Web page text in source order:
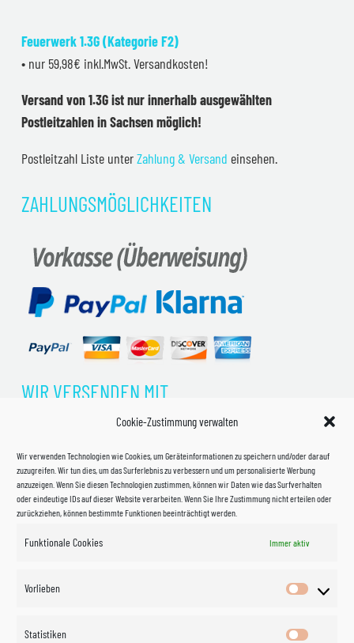
Cookie-Zustimmung verwalten
Wir verwenden Technologien wie Cookies, um Geräteinformationen zu speichern und/oder darauf
zuzugreifen. Wir tun dies, um das Surferlebnis zu verbessern und um personalisierte Werbung
anzuzeigen. Wenn Sie diesen Technologien zustimmen, können wir Daten wie das Surfverhalten
oder eindeutige IDs auf dieser Website verarbeiten. Wenn Sie Ihre Zustimmung nicht erteilen oder
zurückziehen, können bestimmte Funktionen beeinträchtigt werden.
Funktionale Cookies Immer aktiv
Vorlieben
Vorlieben
Statistiken
Feuerwerk 1.3G (Kategorie F2)
• nur 59,98€ inkl.MwSt. Versandkosten!
Versand von 1.3G ist nur innerhalb ausgewählten
Postleitzahlen in Sachsen möglich!
Postleitzahl Liste unterZahlung & Versand einsehen.
ZAHLUNGSMÖGLICHKEITEN
WIR VERSENDEN MIT